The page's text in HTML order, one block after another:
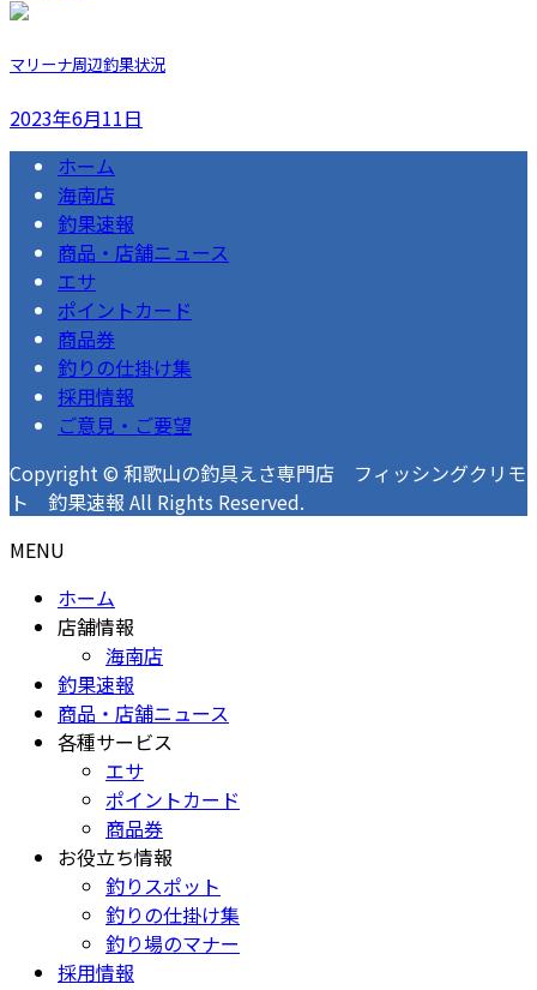
マリーナ周辺釣果状況
2023年6月11日
ホーム
海南店
釣果速報
商品・店舗ニュース
エサ
ポイントカード
商品券
釣りの仕掛け集
採用情報
ご意見・ご要望
Copyright © 和歌山の釣具えさ専門店 フィッシングクリモ
ト 釣果速報 All Rights Reserved.
MENU
ホーム
店舗情報
海南店
釣果速報
商品・店舗ニュース
各種サービス
エサ
ポイントカード
商品券
お役立ち情報
釣りスポット
釣りの仕掛け集
釣り場のマナー
採用情報